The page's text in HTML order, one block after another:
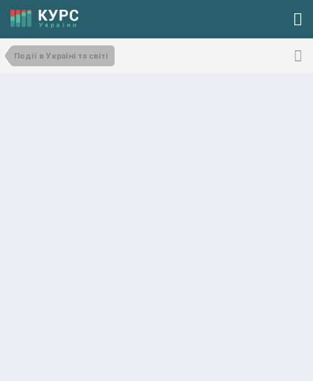
Події в Україні та світі